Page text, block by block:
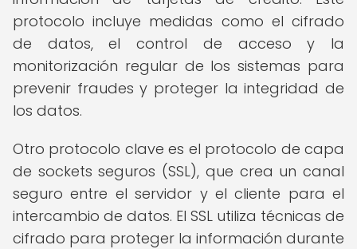
protocolo incluye medidas como el cifrado
de datos, el control de acceso y la
monitorización regular de los sistemas para
prevenir fraudes y proteger la integridad de
los datos.
Otro protocolo clave es el protocolo de capa
de sockets seguros (SSL), que crea un canal
seguro entre el servidor y el cliente para el
intercambio de datos. El SSL utiliza técnicas de
cifrado para proteger la información durante